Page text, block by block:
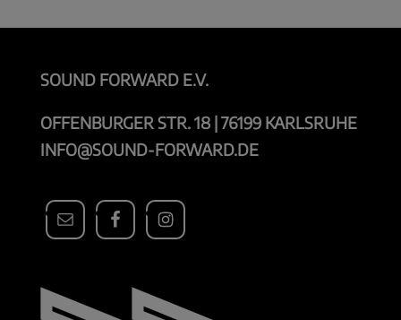
SOUND FORWARD E.V.
OFFENBURGER STR. 18 | 76199 KARLSRUHE
INFO@SOUND-FORWARD.DE